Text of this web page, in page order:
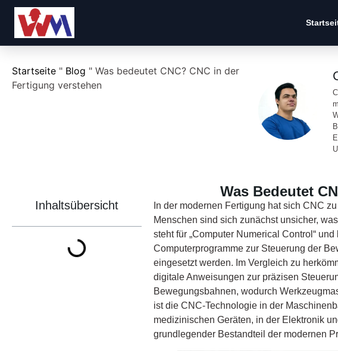
Startseite " Blog " Was bedeutet CNC? CNC in der
Fertigung verstehen
Inhaltsübersicht
Was Bedeutet
In der modernen Fertigung hat sich CNC
Menschen sind sich zunächst unsicher,
steht für „Computer Numerical Control“
Computerprogramme zur Steuerung der
eingesetzt werden. Im Vergleich zu
digitale Anweisungen zur präzisen
Bewegungsbahnen, wodurch
ist die CNC-Technologie in der
medizinischen Geräten, in der Elektronik
grundlegender Bestandteil der modernen